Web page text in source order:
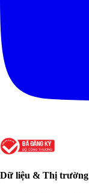
Dữ liệu & Thị trường